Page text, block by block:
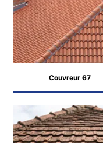
Couvreur 67